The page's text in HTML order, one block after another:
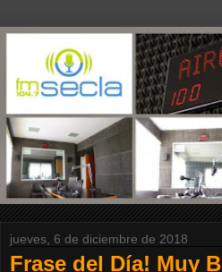
jueves, 6 de diciembre de 2018
Frase del Día! Muy